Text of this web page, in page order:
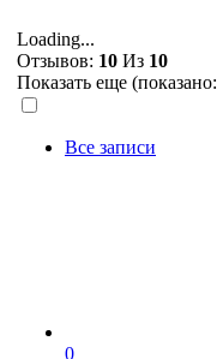
Loading...
Отзывов: 10 Из 10
Показать еще (показано:
Все записи
0